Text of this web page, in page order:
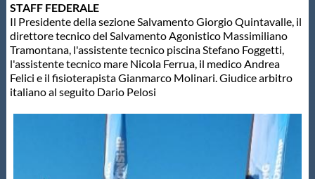
STAFF FEDERALE
Il Presidente della sezione Salvamento Giorgio Quintavalle, il
direttore tecnico del Salvamento Agonistico Massimiliano
Tramontana, l'assistente tecnico piscina Stefano Foggetti,
l'assistente tecnico mare Nicola Ferrua, il medico Andrea
Felici e il fisioterapista Gianmarco Molinari. Giudice arbitro
italiano al seguito Dario Pelosi